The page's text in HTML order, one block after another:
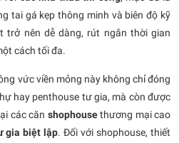
tai gá kẹp thông minh và biên độ kỹ
trở nên dễ dàng, rút ngắn thời gian
cách tối đa.
vức viền mỏng này không chỉ đóng
hay penthouse tư gia, mà còn được
các căn shophousethương mại cao
gia biệt lập. Đối với shophouse, thiết